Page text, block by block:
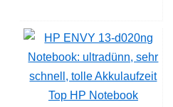
Top HP Notebook